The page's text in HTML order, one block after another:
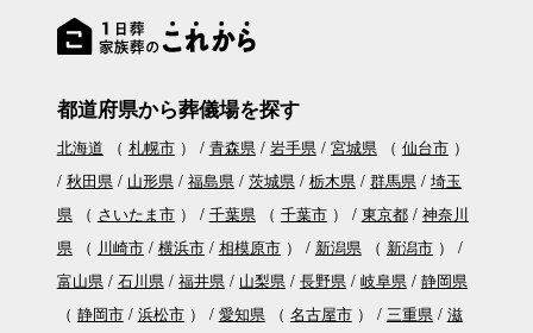
都道府県から葬儀場を探す
北海道 （ 札幌市） 青森県 岩手県 宮城県（ 仙台市）
秋田県
山形県 福島県 茨城県 栃木県 群馬県
埼玉
県（ さいたま市） 千葉県（ 千葉市） 東京都
神奈川
県（ 川崎市 横浜市 相模原市） 新潟県（ 新潟市）
富山県
石川県 福井県 山梨県 長野県 岐阜県
静岡県
（ 静岡市 浜松市） 愛知県（ 名古屋市） 三重県
滋